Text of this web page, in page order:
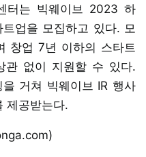
터는 빅웨이브 2023 하
업을 모집하고 있다. 모
창업 7년 이하의 스타트
관 없이 지원할 수 있다.
거쳐 빅웨이브 IR 행사
제공받는다.